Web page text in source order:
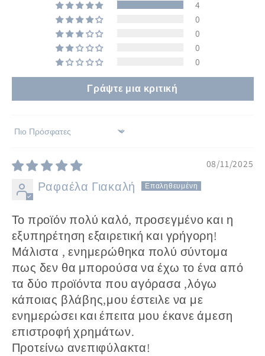
4
0
0
0
0
Γράψτε μια κριτική
Sort by
08/11/2025
Ραφαέλα Γιακαλή
Το προϊόν πολύ καλό, προσεγμένο και η
εξυπηρέτηση εξαιρετική και γρήγορη!
Μάλιστα , ενημερώθηκα πολύ σύντομα
πως δεν θα μπορούσα να έχω το ένα από
τα δύο προϊόντα που αγόρασα ,λόγω
κάποιας βλάβης,μου έστειλε να με
ενημερώσει και έπειτα μου έκανε άμεση
επιστροφή χρημάτων.
Προτείνω ανεπιφύλακτα!